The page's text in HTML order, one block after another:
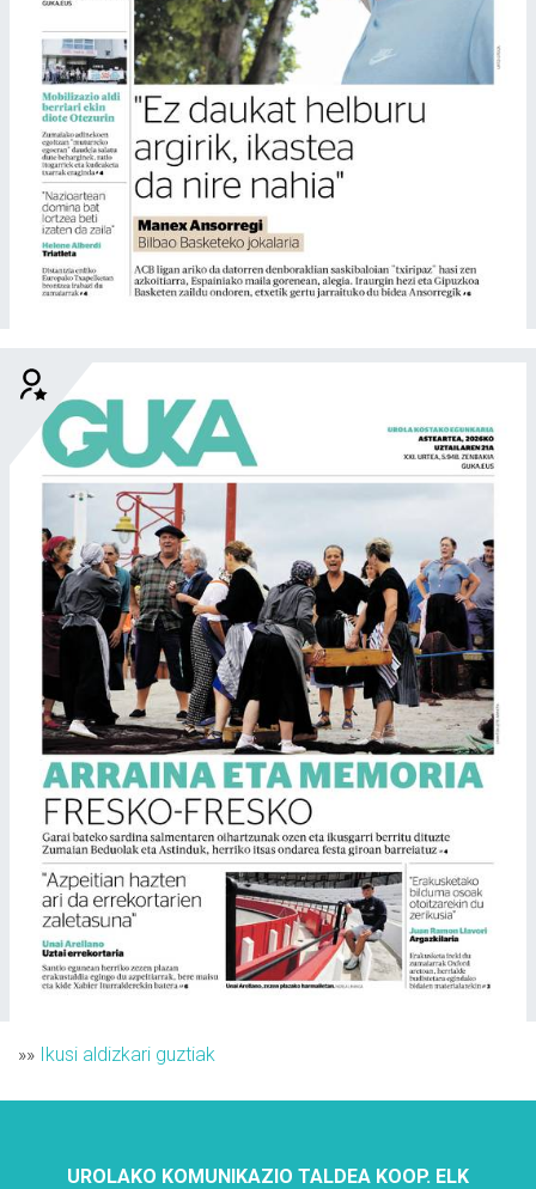
»» Ikusi aldizkari guztiak
UROLAKO KOMUNIKAZIO TALDEA KOOP. ELK